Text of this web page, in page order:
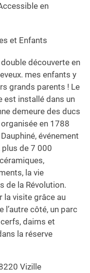
en
et Enfants
double découverte en
mes enfants y
grands parents ! Le
est installé dans un
demeure des ducs
en 1788
événement
plus de 7 000
la vie
de la Révolution.
la visite grâce au
l’autre côté, un parc
daims et
la réserve
Vizille